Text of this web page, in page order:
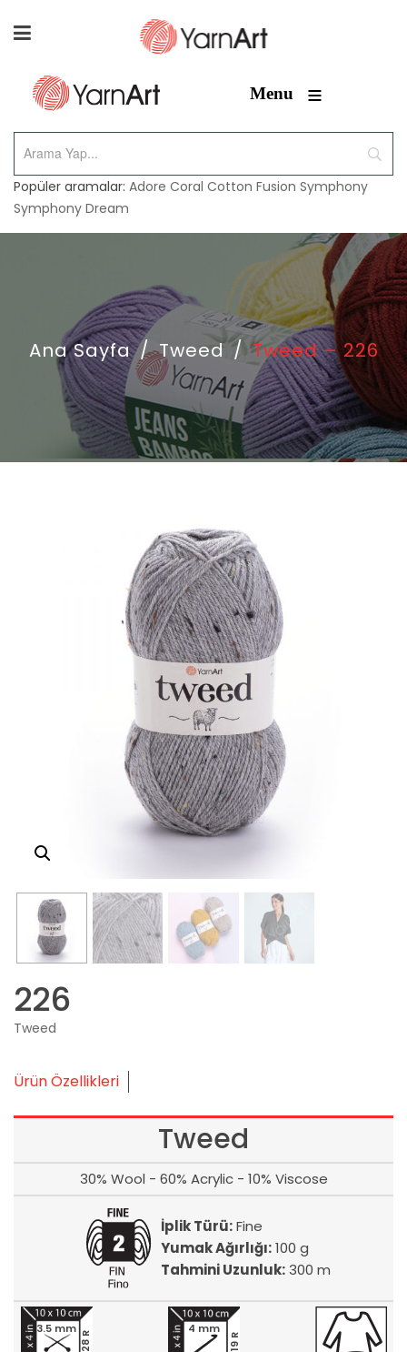
Menu ≡
Popüler aramalar: Adore Coral Cotton Fusion Symphony
Symphony Dream
Ana Sayfa / Tweed / Tweed – 226
226
Tweed
Ürün Özellikleri
Tweed
30% Wool - 60% Acrylic - 10% Viscose
İplik Türü:Fine
Yumak Ağırlığı:100 g
Tahmini Uzunluk:300 m
28 R
3.5 mm
19 R
4 mm